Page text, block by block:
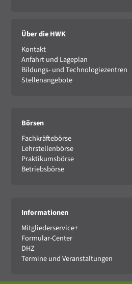
Über die HWK
Kontakt
Anfahrt und Lageplan
Bildungs- und Technologiezentren
Stellenangebote
Börsen
Fachkräftebörse
Lehrstellenbörse
Praktikumsbörse
Betriebsbörse
Informationen
Mitgliederservice+
Formular-Center
DHZ
Termine und Veranstaltungen